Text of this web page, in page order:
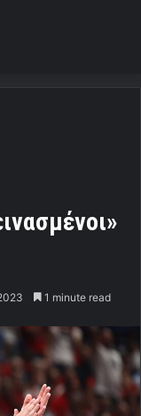
1 minute read